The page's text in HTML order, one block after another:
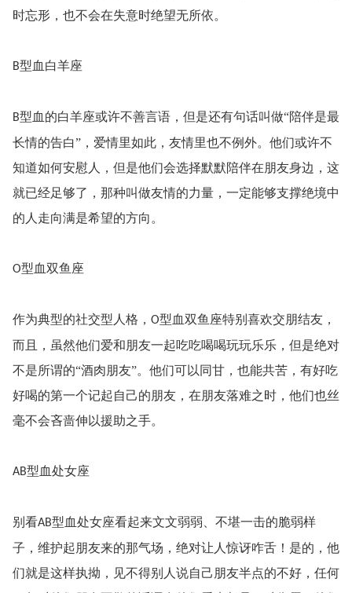
时忘形，也不会在失意时绝望无所依。
B型血白羊座
B型血的白羊座或许不善言语，但是还有句话叫做“陪伴是最
长情的告白”，爱情里如此，友情里也不例外。他们或许不
知道如何安慰人，但是他们会选择默默陪伴在朋友身边，这
就已经足够了，那种叫做友情的力量，一定能够支撑绝境中
的人走向满是希望的方向。
O型血双鱼座
作为典型的社交型人格， O型血双鱼座特别喜欢交朋结友，
而且，虽然他们爱和朋友一起吃吃喝喝玩玩乐乐，但是绝对
不是所谓的“酒肉朋友”。他们可以同甘，也能共苦，有好吃
好喝的第一个记起自己的朋友，在朋友落难之时，他们也丝
毫不会吝啬伸以援助之手。
AB型血处女座
别看AB型血处女座看起来文文弱弱、不堪一击的脆弱样
子，维护起朋友来的那气场，绝对让人惊讶咋舌！是的，他
们就是这样执拗，见不得别人说自己朋友半点的不好，任何